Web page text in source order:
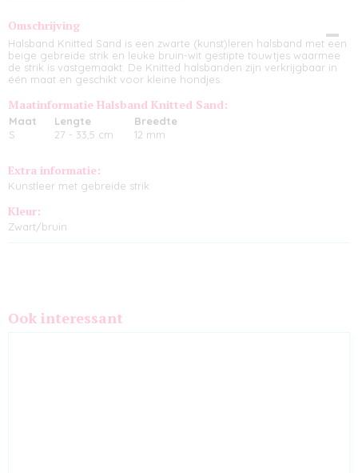
Omschrijving
Halsband Knitted Sand is een zwarte (kunst)leren halsband met een
beige gebreide strik en leuke bruin-wit gestipte touwtjes waarmee
de strik is vastgemaakt. De Knitted halsbanden zijn verkrijgbaar in
één maat en geschikt voor kleine hondjes.
Maatinformatie Halsband Knitted Sand:
Maat Lengte
Breedte
S
27 - 33,5 cm 12 mm
Extra informatie:
Kunstleer met gebreide strik
Kleur:
Zwart/bruin
Ook interessant